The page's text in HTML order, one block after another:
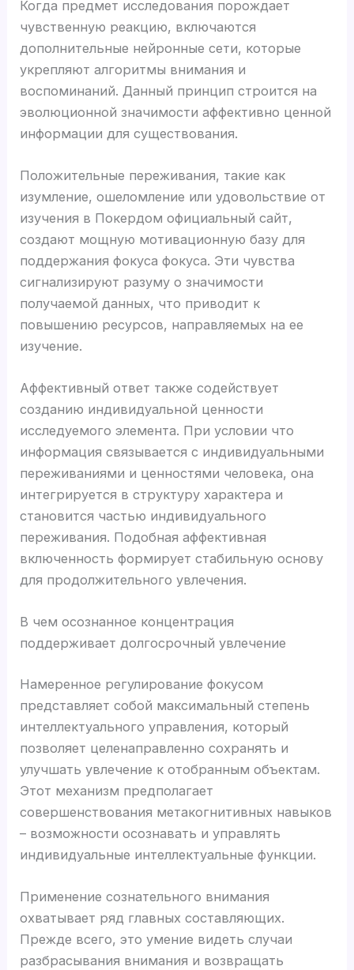
Когда предмет исследования порождает
чувственную реакцию, включаются
дополнительные нейронные сети, которые
укрепляют алгоритмы внимания и
воспоминаний. Данный принцип строится на
эволюционной значимости аффективно ценной
информации для существования.
Положительные переживания, такие как
изумление, ошеломление или удовольствие от
изучения в Покердом официальный сайт,
создают мощную мотивационную базу для
поддержания фокуса фокуса. Эти чувства
сигнализируют разуму о значимости
получаемой данных, что приводит к
повышению ресурсов, направляемых на ее
изучение.
Аффективный ответ также содействует
созданию индивидуальной ценности
исследуемого элемента. При условии что
информация связывается с индивидуальными
переживаниями и ценностями человека, она
интегрируется в структуру характера и
становится частью индивидуального
переживания. Подобная аффективная
включенность формирует стабильную основу
для продолжительного увлечения.
В чем осознанное концентрация
поддерживает долгосрочный увлечение
Намеренное регулирование фокусом
представляет собой максимальный степень
интеллектуального управления, который
позволяет целенаправленно сохранять и
улучшать увлечение к отобранным объектам.
Этот механизм предполагает
совершенствования метакогнитивных навыков
– возможности осознавать и управлять
индивидуальные интеллектуальные функции.
Применение сознательного внимания
охватывает ряд главных составляющих.
Прежде всего, это умение видеть случаи
разбрасывания внимания и возвращать